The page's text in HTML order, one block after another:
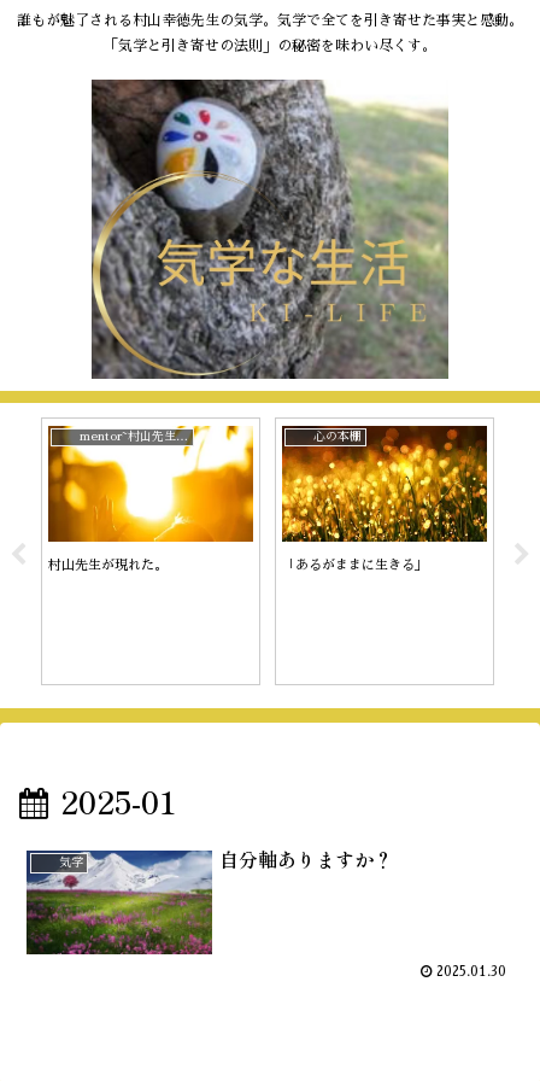
誰もが魅了される村山幸徳先生の気学。気学で全てを引き寄せた事実と感動。
「気学と引き寄せの法則」の秘密を味わい尽くす。
mentor~村山先生と。
村山先生が現れた。
心の本棚
「あるがままに生きる」 陰
2025-01
気学 自分軸ありますか？
2025.01.30